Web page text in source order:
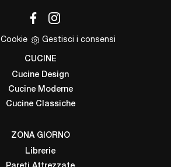
Cookie Gestisci i consensi
CUCINE
Cucine Design
Cucine Moderne
Cucine Classiche
ZONA GIORNO
Librerie